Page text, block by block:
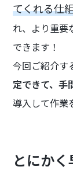
てくれる仕
れ、より重要
できます！
今回ご紹介す
定できて、手
導入して作業
とにか